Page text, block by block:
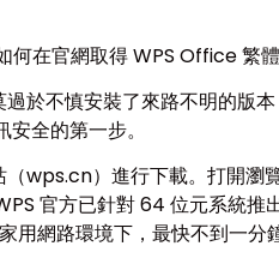
在官網取得 WPS Office 繁
於不慎安裝了來路不明的版
全的第一步。
（wps.cn）進行下載。打開
官方已針對 64 位元系統
網路環境下，最快不到一分